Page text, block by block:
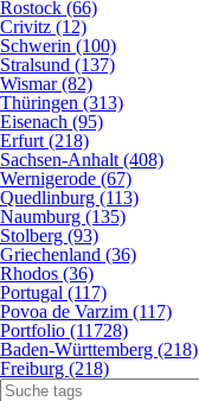
Rostock (66)
Crivitz (12)
Schwerin (100)
Stralsund (137)
Wismar (82)
Thüringen (313)
Eisenach (95)
Erfurt (218)
Sachsen-Anhalt (408)
Wernigerode (67)
Quedlinburg (113)
Naumburg (135)
Stolberg (93)
Griechenland (36)
Rhodos (36)
Portugal (117)
Povoa de Varzim (117)
Portfolio (11728)
Baden-Württemberg (218)
Freiburg (218)